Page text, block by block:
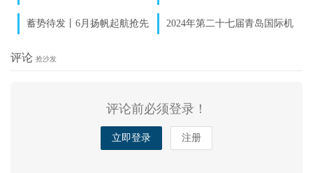
青岛7月机床展
蓄势待发丨6月扬帆起航抢先
期
2024年第二十七届青岛国际机
评论 抢沙发
评论前必须登录！
立即登录 注册